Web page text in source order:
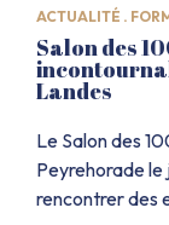
ACTUALITÉ .
Salon des
Landes
Le Salon des
Peyrehorade
rencontrer des